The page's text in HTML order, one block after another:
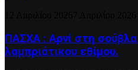
ΠΑΣΧΑ : Αρνί στη σούβλα
λαμπριάτικου εθίμου.